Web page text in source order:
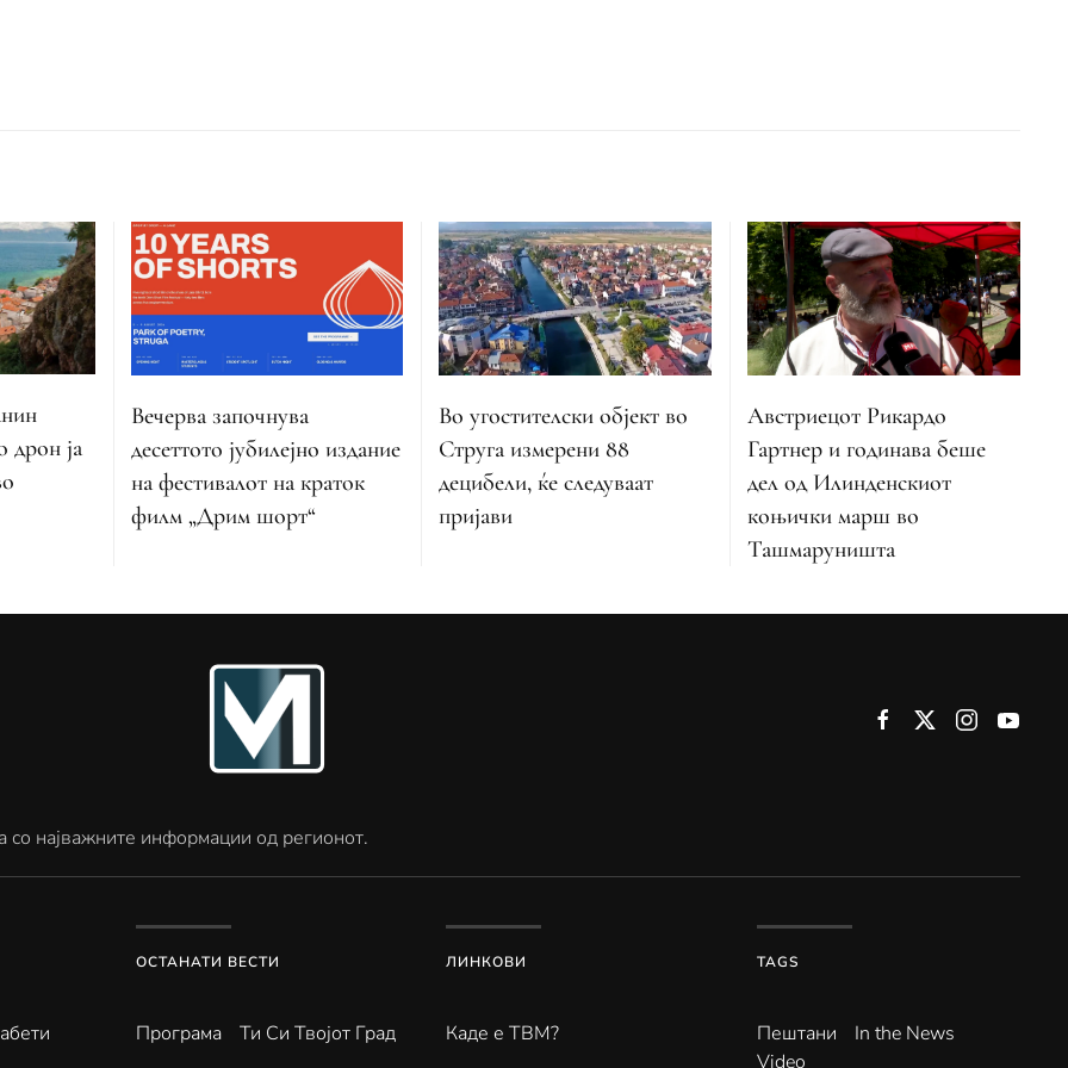
дрон ја
Вечерва започнува
десеттото јубилејно издание
на фестивалот на краток
филм „Дрим шорт“
Во угостителски објект во
Струга измерени 88
децибели, ќе следуваат
пријави
Австриецот Рикардо
Гартнер и годинава беше
дел од Илинденскиот
коњички марш во
Ташмаруништа
најважните информации од регионот.
ОСТАНАТИ ВЕСТИ
Програма Ти Си Твојот Град
ЛИНКОВИ
Каде е ТВМ?
TAGS
Пештани
In the News
Video